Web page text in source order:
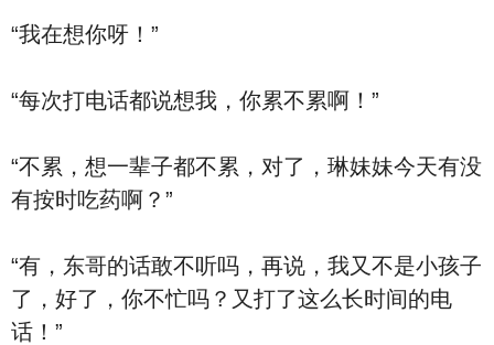
“我在想你呀！”
“每次打电话都说想我，你累不累啊！”
“不累，想一辈子都不累，对了，琳妹妹今天有没
有按时吃药啊？”
“有，东哥的话敢不听吗，再说，我又不是小孩子
了，好了，你不忙吗？又打了这么长时间的电
话！”